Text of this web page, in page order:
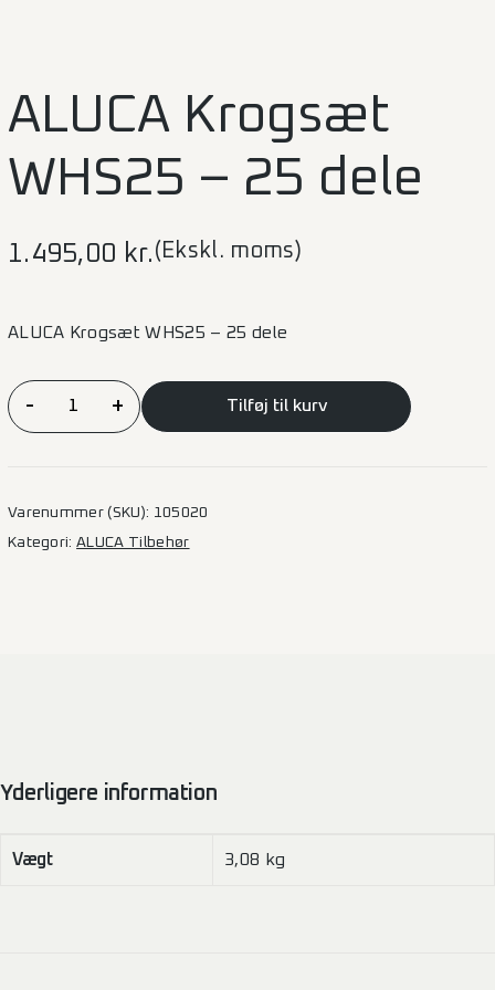
ALUCA Krogsæt
WHS25 – 25 dele
1.495,00 kr. (Ekskl. moms)
ALUCA Krogsæt WHS25 – 25 dele
ALUCA
Krogsæt
- + Tilføj til kurv
Varenummer (SKU): 105020
Kategori:ALUCA Tilbehør
Yderligere information
Vægt 3,08 kg